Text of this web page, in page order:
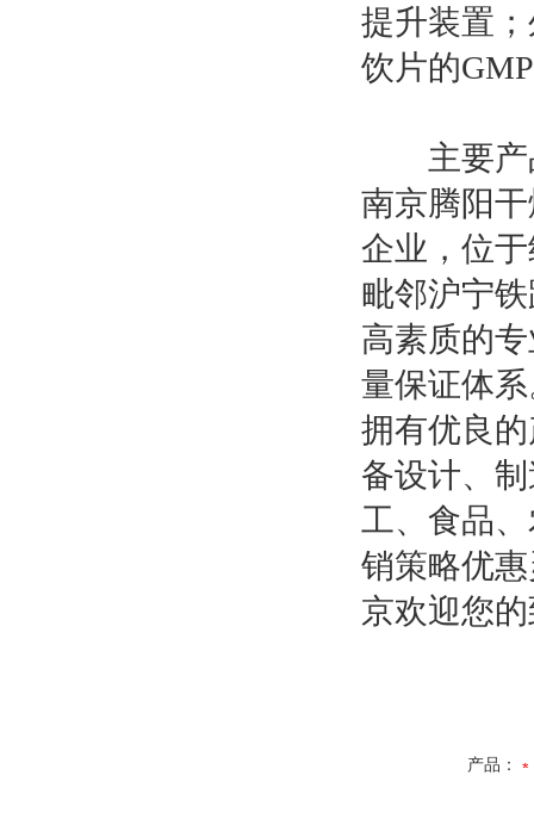
提升装置
饮片的
主要
南京腾阳
企业，位
毗邻沪宁
高素质的
量保证体
拥有优良
备设计、
工、食品
销策略优
京欢迎您
产品：